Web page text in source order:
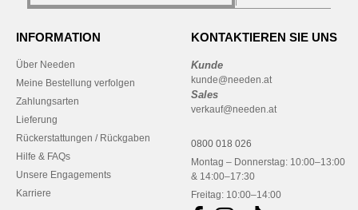
INFORMATION
Über Needen
Meine Bestellung verfolgen
Zahlungsarten
Lieferung
Rückerstattungen / Rückgaben
Hilfe & FAQs
Unsere Engagements
Karriere
KONTAKTIEREN SIE UNS
Kunde
kunde@needen.at
Sales
verkauf@needen.at
0800 018 026
Montag – Donnerstag: 10:00–13:00
& 14:00–17:30
Freitag: 10:00–14:00